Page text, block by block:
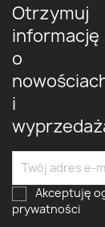
Otrzymuj
informację
o
i
Akceptuję
prywatności